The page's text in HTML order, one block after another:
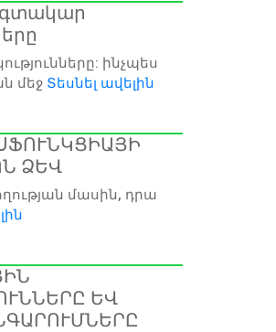
ինչպես
մեջ Տեսնել ավելին
ՁԵՎ
մասին, դրա
ԵՎ